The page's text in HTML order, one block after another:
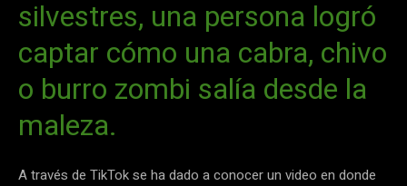
silvestres, una persona logró
captar cómo una cabra, chivo
o burro zombi salía desde la
maleza.
A través de TikTok se ha dado a conocer un video en donde